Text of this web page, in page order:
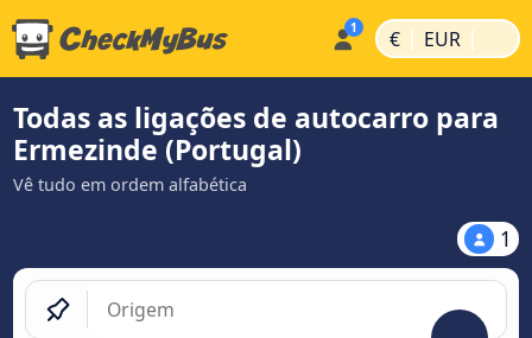
€ | EUR |
Todas as ligações de autocarro para
Ermezinde (Portugal)
Vê tudo em ordem alfabética
1